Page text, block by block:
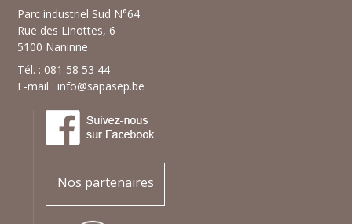
Parc industriel Sud N°64
Rue des Linottes, 6
5100 Naninne
Tél. : 081 58 53 44
E-mail :info@sapasep.be
Nos partenaires